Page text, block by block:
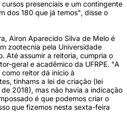
presenciais e um contingente
dos 180 que já temos", disse o
Airon Aparecido Silva de Melo é
zootecnia pela Universidade
Até assumir a reitoria, cumpria o
geral e acadêmico da UFRPE. "A
reitor dá início à
tínhams a lei de criação (lei
2018), mas não havia a indicação
é que podemos criar o
que fizemos nesta sexta-feira